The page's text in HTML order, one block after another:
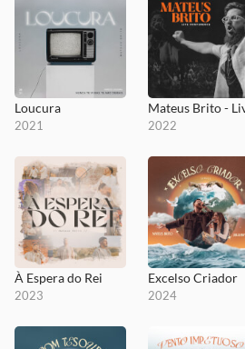
Loucura
2021 2022
À Espera do Rei
2023
Excelso Criador
2024